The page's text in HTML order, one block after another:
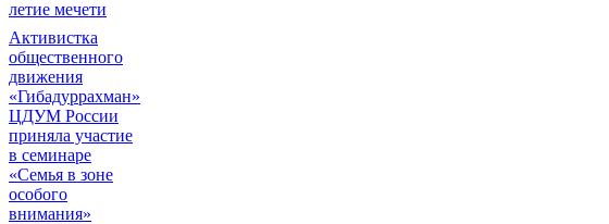
летие мечети
Активистка
общественного
движения
«Гибадуррахман»
ЦДУМ России
приняла участие
в семинаре
«Семья в зоне
особого
внимания»